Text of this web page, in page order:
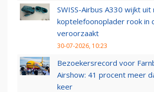
SWISS-Airbus A330 wijkt uit
koptelefoonoplader rook in
veroorzaakt
30-07-2026, 10:23
Bezoekersrecord voor
Airshow: 41 procent meer
keer